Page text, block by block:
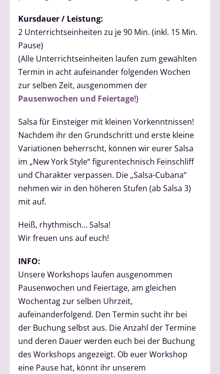
Kursdauer / Leistung:
2 Unterrichtseinheiten zu je 90 Min. (inkl. 15 Min.
Pause)
(Alle Unterrichtseinheiten laufen zum gewählten
Termin in acht aufeinander folgenden Wochen
zur selben Zeit, ausgenommen der
Pausenwochen und Feiertage!)
Salsa für Einsteiger mit kleinen Vorkenntnissen!
Nachdem ihr den Grundschritt und erste kleine
Variationen beherrscht, können wir eurer Salsa
im „New York Style“ figurentechnisch Feinschliff
und Charakter verpassen. Die „Salsa-Cubana“
nehmen wir in den höheren Stufen (ab Salsa 3)
mit auf.
Heiß, rhythmisch… Salsa!
Wir freuen uns auf euch!
INFO:
Unsere Workshops laufen ausgenommen
Pausenwochen und Feiertage, am gleichen
Wochentag zur selben Uhrzeit,
aufeinanderfolgend. Den Termin sucht ihr bei
der Buchung selbst aus. Die Anzahl der Termine
und deren Dauer werden euch bei der Buchung
des Workshops angezeigt. Ob euer Workshop
eine Pause hat, könnt ihr unserem